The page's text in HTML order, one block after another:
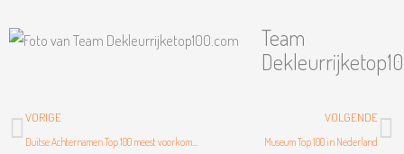
Team
Vorige
VORIGE
Duitse Achternamen Top 100 meest voorkomende namen
VOLGENDE
Museum Top 100 in Nederland